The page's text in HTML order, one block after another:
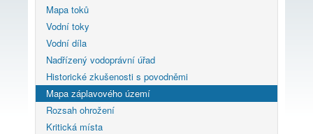
Mapa toků
Vodní toky
Vodní díla
Nadřízený vodoprávní úřad
Historické zkušenosti s povodněmi
Mapa záplavového území
Rozsah ohrožení
Kritická místa